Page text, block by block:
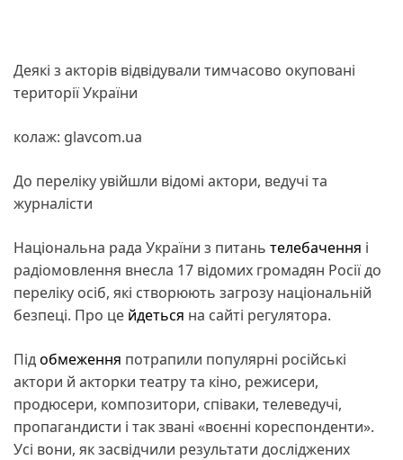
Деякі з акторів відвідували тимчасово окуповані
території України
колаж: glavcom.ua
До переліку увійшли відомі актори, ведучі та
журналісти
Національна рада України з питань телебачення і
радіомовлення внесла 17 відомих громадян Росії до
переліку осіб, які створюють загрозу національній
безпеці. Про це йдеться на сайті регулятора.
Підобмеження потрапили популярні російські
актори й акторки театру та кіно, режисери,
продюсери, композитори, співаки, телеведучі,
пропагандисти і так звані «воєнні кореспонденти».
Усі вони, як засвідчили результати досліджених